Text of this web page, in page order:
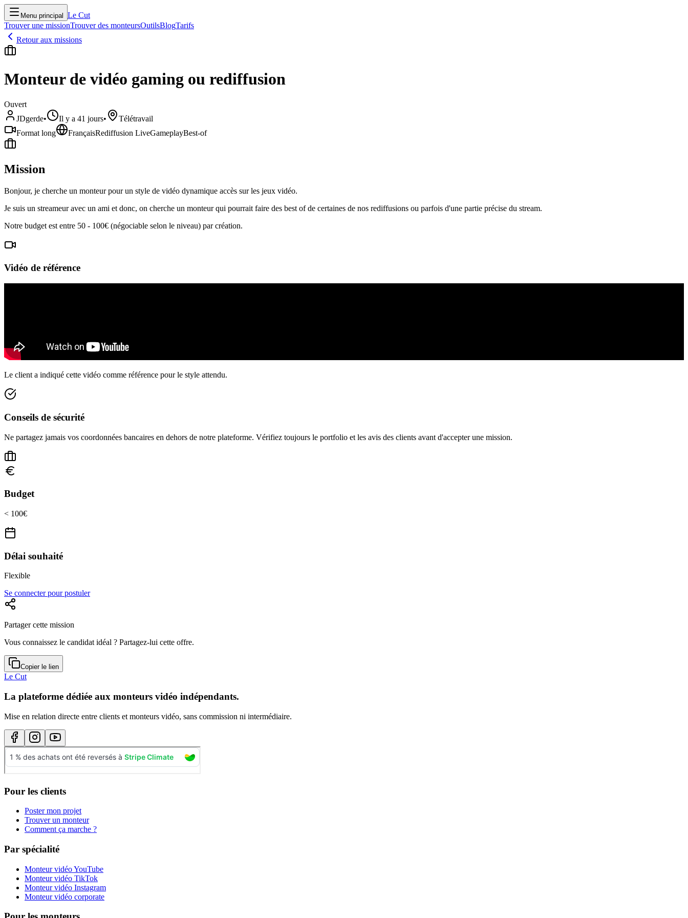
Menu principal
Le Cut
Trouver une missionTrouver des monteursOutilsBlogTarifs
Retour aux missions
Monteur de vidéo gaming ou rediffusion
Ouvert
JDgerde• Il y a 41 jours•
Télétravail
Format long
FrançaisRediffusion LiveGameplayBest-of
Mission
Bonjour, je cherche un monteur pour un style de vidéo dynamique accès sur les jeux vidéo.
Je suis un streameur avec un ami et donc, on cherche un monteur qui pourrait faire des best of de certaines de nos rediffusions ou parfois d'une partie précise du stream.
Notre budget est entre 50 - 100€ (négociable selon le niveau) par création.
Vidéo de référence
Le client a indiqué cette vidéo comme référence pour le style attendu.
Conseils de sécurité
Ne partagez jamais vos coordonnées bancaires en dehors de notre plateforme. Vérifiez toujours le portfolio et les avis des clients avant d'accepter une mission.
Budget
< 100€
Délai souhaité
Flexible
Se connecter pour postuler
Partager cette mission
Vous connaissez le candidat idéal ? Partagez-lui cette offre.
Copier le lien
Le Cut
La plateforme dédiée aux monteurs vidéo indépendants.
Mise en relation directe entre clients et monteurs vidéo, sans commission ni intermédiaire.
Pour les clients
Poster mon projet
Trouver un monteur
Comment ça marche ?
Par spécialité
Monteur vidéo YouTube
Monteur vidéo TikTok
Monteur vidéo Instagram
Monteur vidéo corporate